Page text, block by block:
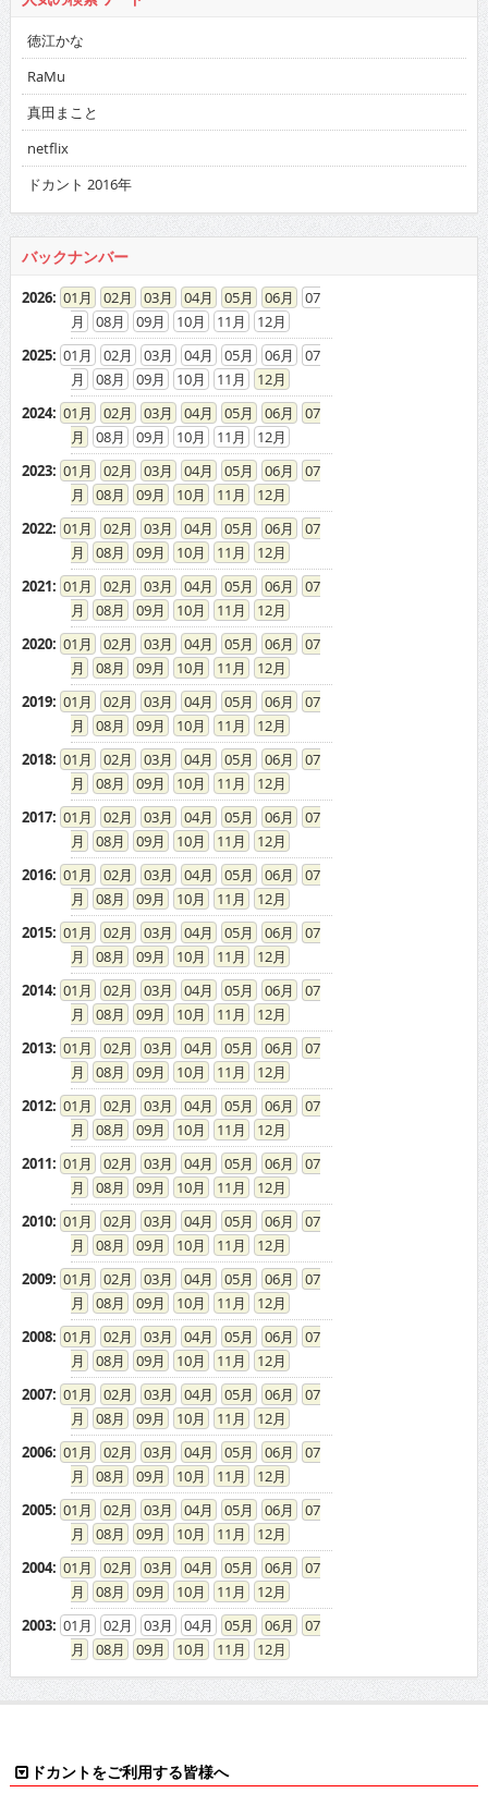
徳江かな
RaMu
真田まこと
netflix
ドカント 2016年
バックナンバー
2026: 01 02 03 04 05 06
07
08
09 10 11
12
2025: 01 02 03 04 05 06
07
08
09 10 11
12
2024: 01 02 03 04 05 06
07
08
09 10 11
12
2023: 01 02 03 04 05 06
07
08
09 10 11
12
2022: 01 02 03 04 05 06
07
08
09 10 11
12
2021: 01 02 03 04 05 06
07
08
09 10 11
12
2020: 01 02 03 04 05 06
07
08
09 10 11
12
2019: 01 02 03 04 05 06
07
08
09 10 11
12
2018: 01 02 03 04 05 06
07
08
09 10 11
12
2017: 01 02 03 04 05 06
07
08
09 10 11
12
2016: 01 02 03 04 05 06
07
08
09 10 11
12
2015: 01 02 03 04 05 06
07
08
09 10 11
12
2014: 01 02 03 04 05 06
07
08
09 10 11
12
2013: 01 02 03 04 05 06
07
08
09 10 11
12
2012: 01 02 03 04 05 06
07
08
09 10 11
12
2011: 01 02 03 04 05 06
07
08
09 10 11
12
2010: 01 02 03 04 05 06
07
08
09 10 11
12
2009: 01 02 03 04 05 06
07
08
09 10 11
12
2008: 01 02 03 04 05 06
07
08
09 10 11
12
2007: 01 02 03 04 05 06
07
08
09 10 11
12
2006: 01 02 03 04 05 06
07
08
09 10 11
12
2005: 01 02 03 04 05 06
07
08
09 10 11
12
2004: 01 02 03 04 05 06
07
08
09 10 11
12
2003: 01 02 03 04 05 06
07
08
09 10 11 12
ドカントをご利用する皆様へ